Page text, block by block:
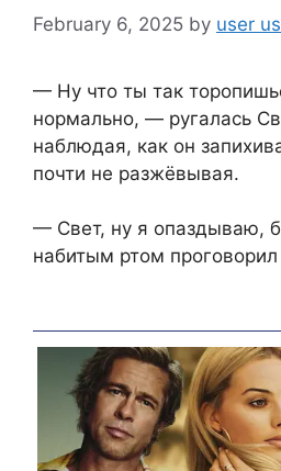
February 6, 2025 by user
— Ну что ты так
нормально, — ругалась
наблюдая, как он
почти не разжёвывая.
— Свет, ну я опаздываю,
набитым ртом